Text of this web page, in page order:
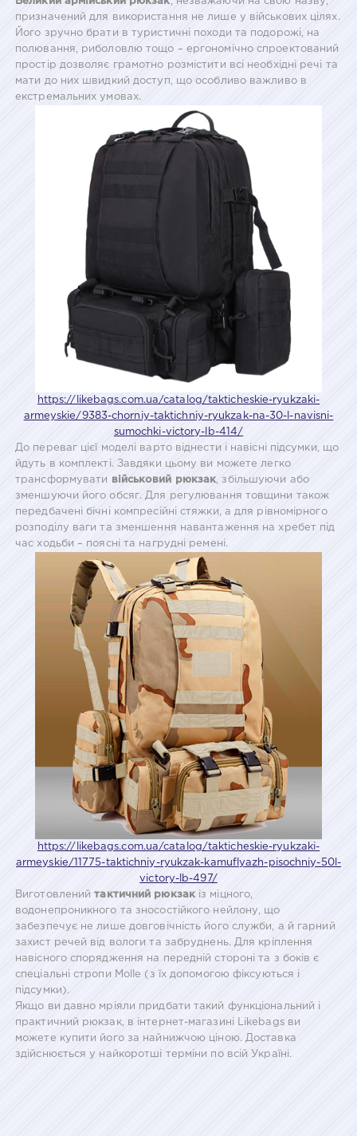
призначений для використання не лише у військових цілях.
Його зручно брати в туристичні походи та подорожі, на
полювання, риболовлю тощо – ергономічно спроектований
простір дозволяє грамотно розмістити всі необхідні речі та
мати до них швидкий доступ, що особливо важливо в
екстремальних умовах.
https://likebags.com.ua/catalog/takticheskie-ryukzaki-
armeyskie/9383-chorniy-taktichniy-ryukzak-na-30-l-navisni-
sumochki-victory-lb-414/
До переваг цієї моделі варто віднести і навісні підсумки, що
йдуть в комплекті. Завдяки цьому ви можете легко
трансформувати
військовий рюкзак , збільшуючи або
зменшуючи його обсяг. Для регулювання товщини також
передбачені бічні компресійні стяжки, а для рівномірного
розподілу ваги та зменшення навантаження на хребет під
час ходьби – поясні та нагрудні ремені.
https://likebags.com.ua/catalog/takticheskie-ryukzaki-
armeyskie/11775-taktichniy-ryukzak-kamuflyazh-pisochniy-50l-
victory-lb-497/
Виготовленийтактичний рюкзакіз міцного,
водонепроникного та зносостійкого нейлону, що
забезпечує не лише довговічність його служби, а й гарний
захист речей від вологи та забруднень. Для кріплення
навісного спорядження на передній стороні та з боків є
спеціальні стропи Molle (з їх допомогою фіксуються і
підсумки).
Якщо ви давно мріяли придбати такий функціональний і
практичний рюкзак, в інтернет-магазині Likebags ви
можете купити його за найнижчою ціною. Доставка
здійснюється у найкоротші терміни по всій Україні.